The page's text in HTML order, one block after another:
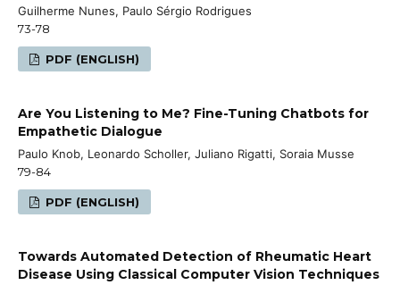
Guilherme Nunes, Paulo Sérgio Rodrigues
73-78
PDF (ENGLISH)
Are You Listening to Me? Fine-Tuning Chatbots for
Empathetic Dialogue
Paulo Knob, Leonardo Scholler, Juliano Rigatti, Soraia Musse
79-84
PDF (ENGLISH)
Towards Automated Detection of Rheumatic Heart
Disease Using Classical Computer Vision Techniques